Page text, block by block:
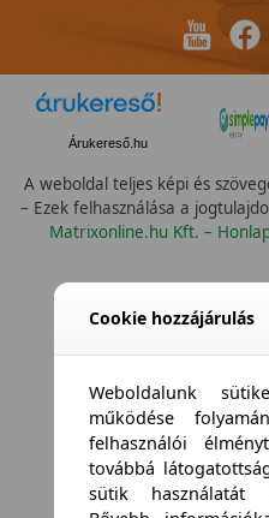
Árukereső.hu
A weboldal teljes képi és
– Ezek felhasználása a
Matrixonline.hu Kft. –
Cookie hozzájárulás
Weboldalunk
működése
felhasználói
továbbá
sütik használatát